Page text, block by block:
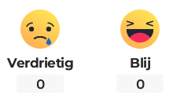
Verdrietig
0
Blij
0